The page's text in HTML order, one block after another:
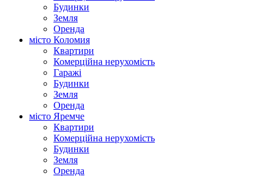
Будинки
Земля
Оренда
місто Коломия
Квартири
Комерційна нерухомість
Гаражі
Будинки
Земля
Оренда
місто Яремче
Квартири
Комерційна нерухомість
Будинки
Земля
Оренда